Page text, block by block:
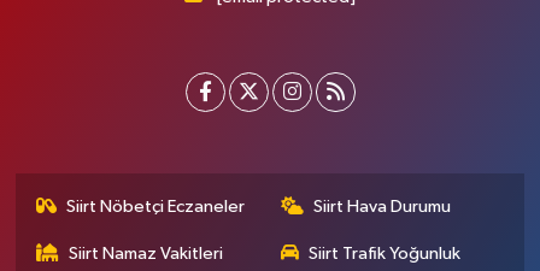
Siirt Nöbetçi Eczaneler Siirt Hava Durumu
Siirt Namaz Vakitleri Siirt Trafik Yoğunluk